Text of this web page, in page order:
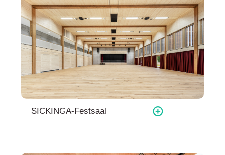
SICKINGA-Festsaal